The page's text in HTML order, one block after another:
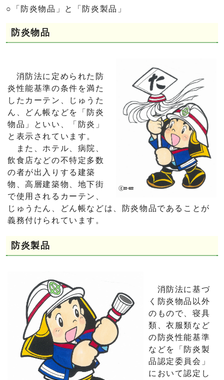
○「防炎物品」と「防炎製品」
防炎物品
消防法に定められた防
炎性能基準の条件を満た
したカーテン、じゅうた
ん、どん帳などを「防炎
物品」といい、「防炎」
と表示されています。
また、ホテル、病院、
飲食店などの不特定多数
の者が出入りする建築
物、高層建築物、地下街
で使用されるカーテン、
じゅうたん、どん帳などは、防炎物品であることが
義務付けられています。
防炎製品
消防法に基づ
く防炎物品以外
のもので、寝具
類、衣服類など
の防炎性能基準
などを「防炎製
品認定委員会」
において認定し